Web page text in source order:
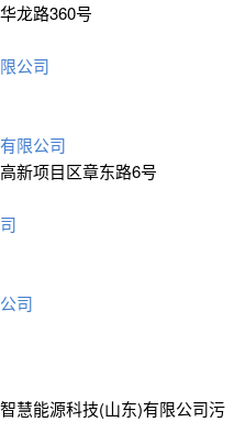
龙路360号
公司
限公司
新项目区章东路6号
司
慧能源科技(山东)有限公司污